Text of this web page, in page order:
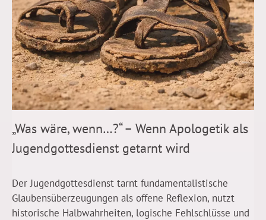
„Was wäre, wenn…?“ – Wenn Apologetik als
Jugendgottesdienst getarnt wird
Der Jugendgottesdienst tarnt fundamentalistische
Glaubensüberzeugungen als offene Reflexion, nutzt
historische Halbwahrheiten, logische Fehlschlüsse und